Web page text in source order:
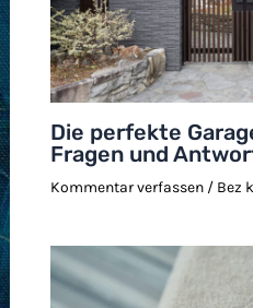
Die perfekte
Fragen und
Kommentar verfassen / Bez